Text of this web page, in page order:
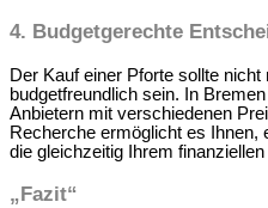
4. Budgetgerechte
Der Kauf einer Pforte sollte
budgetfreundlich sein. In
Anbietern mit verschiedenen
Recherche ermöglicht es Ihnen,
die gleichzeitig Ihrem
„Fazit“